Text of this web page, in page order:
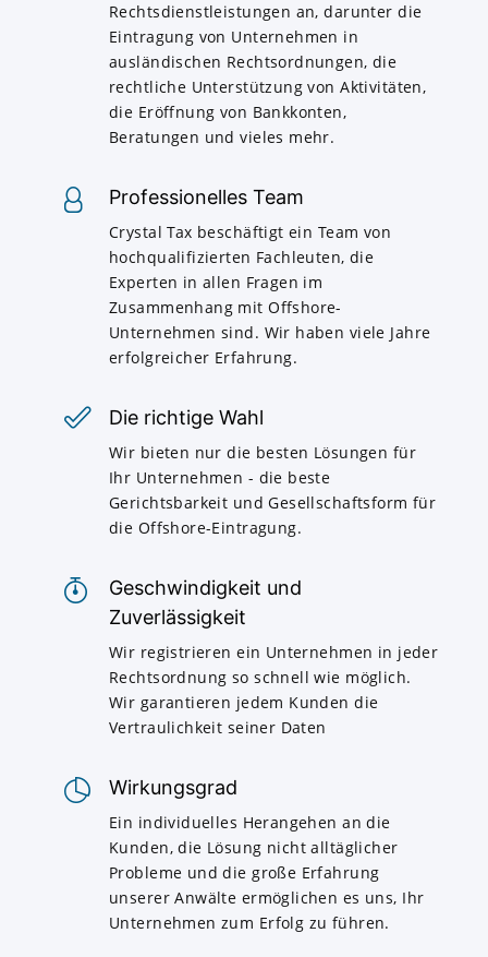
Rechtsdienstleistungen an, darunter die
Eintragung von Unternehmen in
ausländischen Rechtsordnungen, die
rechtliche Unterstützung von Aktivitäten,
die Eröffnung von Bankkonten,
Beratungen und vieles mehr.
Professionelles Team
Crystal Tax beschäftigt ein Team von
hochqualifizierten Fachleuten, die
Experten in allen Fragen im
Zusammenhang mit Offshore-
Unternehmen sind. Wir haben viele Jahre
erfolgreicher Erfahrung.
Die richtige Wahl
Wir bieten nur die besten Lösungen für
Ihr Unternehmen - die beste
Gerichtsbarkeit und Gesellschaftsform für
die Offshore-Eintragung.
Geschwindigkeit und
Zuverlässigkeit
Wir registrieren ein Unternehmen in jeder
Rechtsordnung so schnell wie möglich.
Wir garantieren jedem Kunden die
Vertraulichkeit seiner Daten
Wirkungsgrad
Ein individuelles Herangehen an die
Kunden, die Lösung nicht alltäglicher
Probleme und die große Erfahrung
unserer Anwälte ermöglichen es uns, Ihr
Unternehmen zum Erfolg zu führen.